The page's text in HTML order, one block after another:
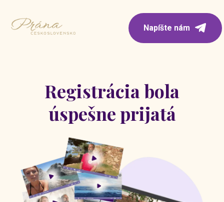
Napíšte nám
Registrácia bola
úspešne prijatá